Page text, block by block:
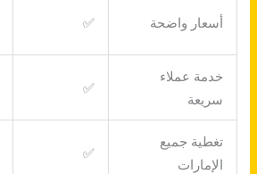
أسعار واضحة ✅
خدمة عملاء
سريعة
✅
تغطية جميع
الإمارات
✅